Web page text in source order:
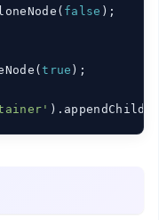
false );
true );